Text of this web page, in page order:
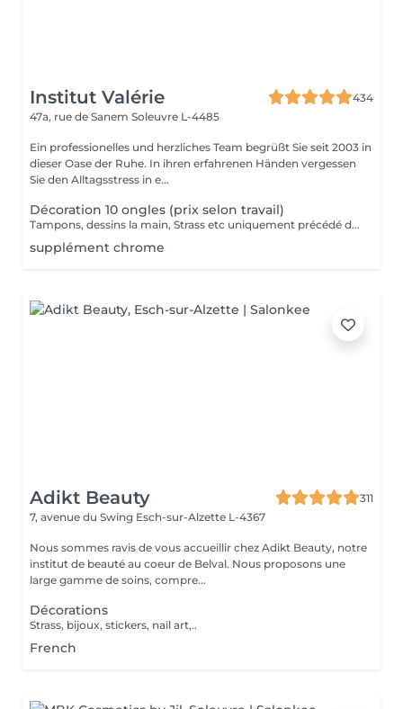
Institut Valérie
434
47a, rue de Sanem Soleuvre L-4485
Ein professionelles und herzliches Team begrüßt Sie seit 2003 in
dieser Oase der Ruhe. In ihren erfahrenen Händen vergessen
Sie den Alltagsstress in e...
Décoration 10 ongles (prix selon travail)
Tampons, dessins la main, Strass etc uniquement précédé d'un remplissage gel!
supplément chrome
Adikt Beauty
311
7, avenue du Swing Esch-sur-Alzette L-4367
Nous sommes ravis de vous accueillir chez Adikt Beauty, notre
institut de beauté au coeur de Belval. Nous proposons une
large gamme de soins, compre...
Décorations
Strass, bijoux, stickers, nail art,..
French